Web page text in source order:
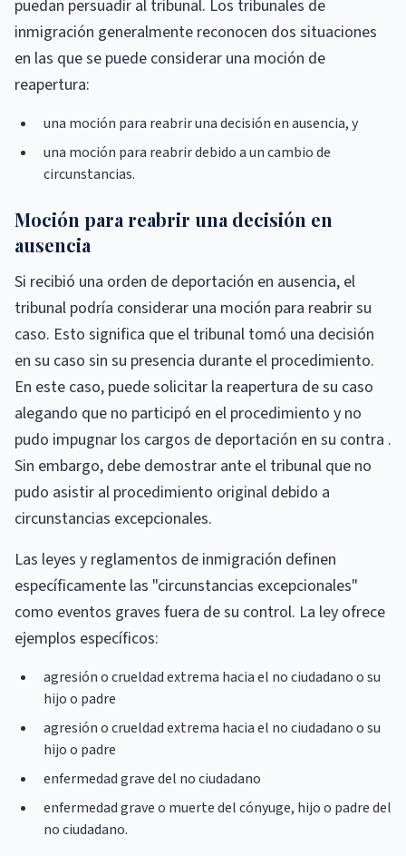
puedan persuadir al tribunal. Los tribunales de
inmigración generalmente reconocen dos situaciones
en las que se puede considerar una moción de
reapertura:
una moción para reabrir una decisión en ausencia, y
una moción para reabrir debido a un cambio de
circunstancias.
Moción para reabrir una decisión en
ausencia
Si recibió una orden de deportación en ausencia, el
tribunal podría considerar una moción para reabrir su
caso. Esto significa que el tribunal tomó una decisión
en su caso sin su presencia durante el procedimiento.
En este caso, puede solicitar la reapertura de su caso
alegando que no participó en el procedimiento y no
pudo impugnar los cargos de deportación en su contra .
Sin embargo, debe demostrar ante el tribunal que no
pudo asistir al procedimiento original debido a
circunstancias excepcionales.
Las leyes y reglamentos de inmigración definen
específicamente las "circunstancias excepcionales"
como eventos graves fuera de su control. La ley ofrece
ejemplos específicos:
agresión o crueldad extrema hacia el no ciudadano o su
hijo o padre
agresión o crueldad extrema hacia el no ciudadano o su
hijo o padre
enfermedad grave del no ciudadano
enfermedad grave o muerte del cónyuge, hijo o padre del
no ciudadano.